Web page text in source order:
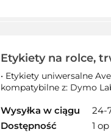
Etykiety na rolce,
70 mm, etykiety
samoprzylepne,
• Etykiety uniwersalne
kompatybilne z: Dymo
Wysyłka w ciągu
24-
Dostępność
1 op